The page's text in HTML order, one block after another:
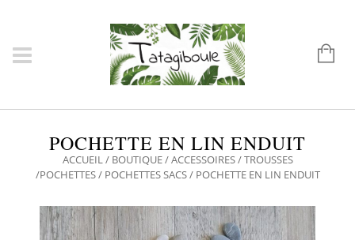
POCHETTE EN LIN ENDUIT
ACCUEIL/ BOUTIQUE/ACCESSOIRES/TROUSSES
/POCHETTES/ POCHETTES SACS/ POCHETTE EN LIN ENDUIT